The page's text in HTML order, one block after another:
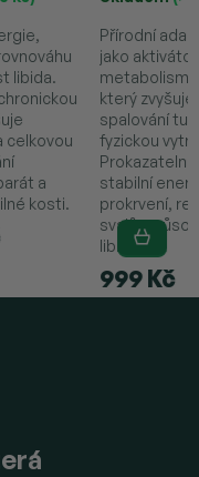
libida.
celkovou
a
kosti.
999 Kč
Přírodní
jako aktivátor
který zvyšuje
spalování
fyzickou
stabilní
prokrvení,
svalů a
libido.